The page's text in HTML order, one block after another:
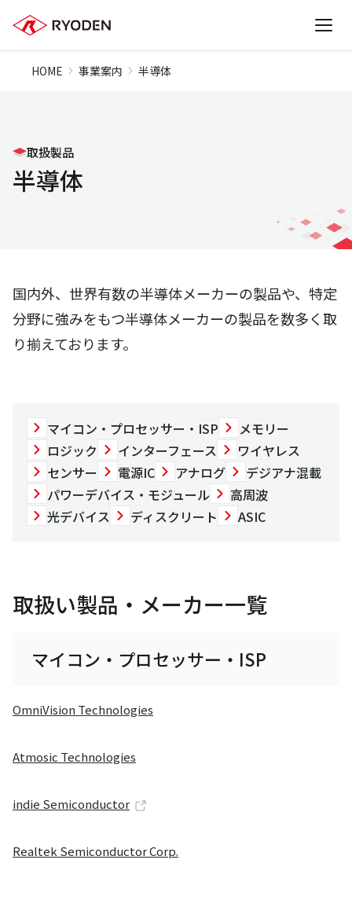
HOME 事業案内 半導体
取扱製品
半導体
国内外、世界有数の半導体メーカーの製品や、特定
分野に強みをもつ半導体メーカーの製品を数多く取
り揃えております。
マイコン・プロセッサー・ISP
メモリー
ロジック
インターフェース
ワイヤレス
センサー
電源IC アナログ
デジアナ混載
パワーデバイス・モジュール
高周波
光デバイス
ディスクリート ASIC
取扱い製品・メーカー一覧
マイコン・プロセッサー・ISP
OmniVision Technologies
Atmosic Technologies
indie Semiconductor
Realtek Semiconductor Corp.